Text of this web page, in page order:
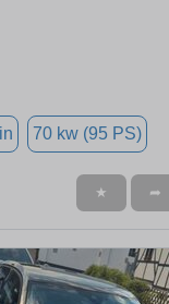
70 kw (95 PS)
★ ➦